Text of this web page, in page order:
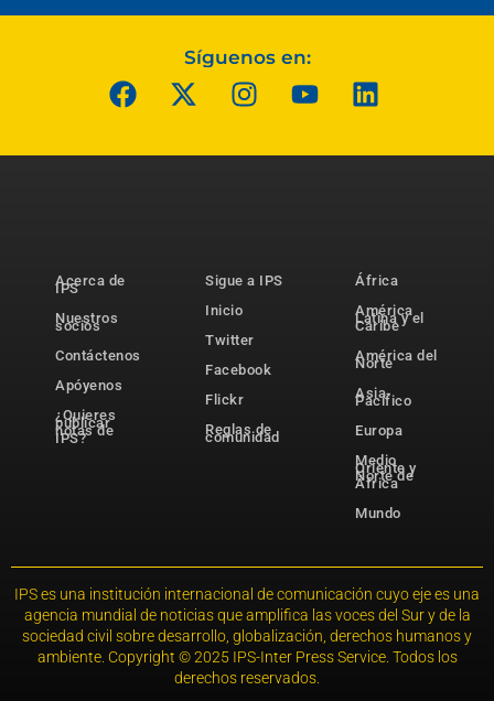
Síguenos en:
Acerca de
IPS
Nuestros
socios
Contáctenos
Apóyenos
¿Quieres
publicar
notas de
IPS?
Sigue a IPS
Inicio
Twitter
Facebook
Flickr
Reglas de
comunidad
África
América
Latina y el
Caribe
América del
Norte
Asia-
Pacífico
Europa
Medio
Oriente y
Norte de
África
Mundo
IPS es una institución internacional de comunicación cuyo eje es una
agencia mundial de noticias que amplifica las voces del Sur y de la
sociedad civil sobre desarrollo, globalización, derechos humanos y
ambiente. Copyright © 2025 IPS-Inter Press Service. Todos los
derechos reservados.